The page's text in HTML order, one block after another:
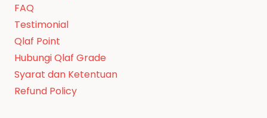
FAQ
Testimonial
Qlaf Point
Hubungi Qlaf Grade
Syarat dan Ketentuan
Refund Policy